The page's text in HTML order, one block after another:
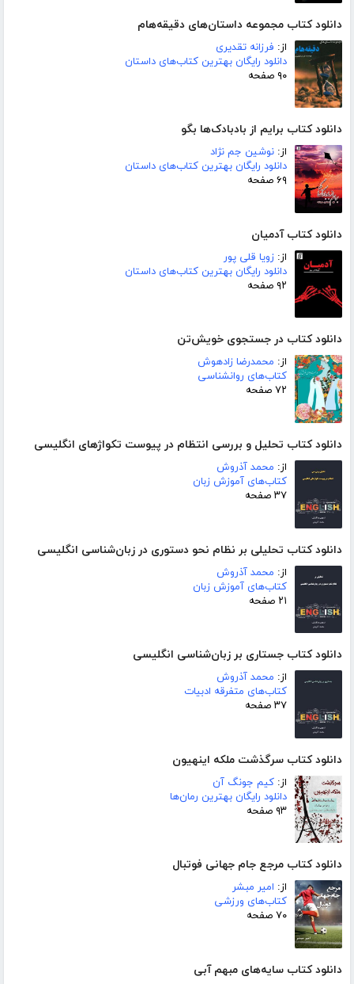
دانلود کتاب مجموعه داستان‌های دقیقه‌هام
از: فرزانه تقدیری
دانلود رایگان بهترین کتاب‌های داستان
۹۰ صفحه
دانلود کتاب برایم از بادبادک‌ها بگو
از: نوشین جم نژاد
دانلود رایگان بهترین کتاب‌های داستان
۶۹ صفحه
دانلود کتاب آدمیان
از: زویا قلی پور
دانلود رایگان بهترین کتاب‌های داستان
۹۲ صفحه
دانلود کتاب در جستجوی خویش‌تن
از: محمدرضا زادهوش
کتاب‌های روانشناسی
۷۲ صفحه
دانلود کتاب تحلیل و بررسی انتظام در پیوست تکواژهای انگلیسی
از: محمد آذروش
کتاب‌های آموزش زبان
۳۷ صفحه
دانلود کتاب تحلیلی بر نظام نحو دستوری در زبان‌شناسی انگلیسی
از: محمد آذروش
کتاب‌های آموزش زبان
۲۱ صفحه
دانلود کتاب جستاری بر زبان‌شناسی انگلیسی
از: محمد آذروش
کتاب‌های متفرقه ادبیات
۳۷ صفحه
دانلود کتاب سرگذشت ملکه اینهیون
از: کیم جونگ آن
دانلود رایگان بهترین رمان‌ها
۹۳ صفحه
دانلود کتاب مرجع جام جهانی فوتبال
از: امیر مبشر
کتاب‌های ورزشی
۷۰ صفحه
دانلود کتاب سایه‌های مبهم آبی